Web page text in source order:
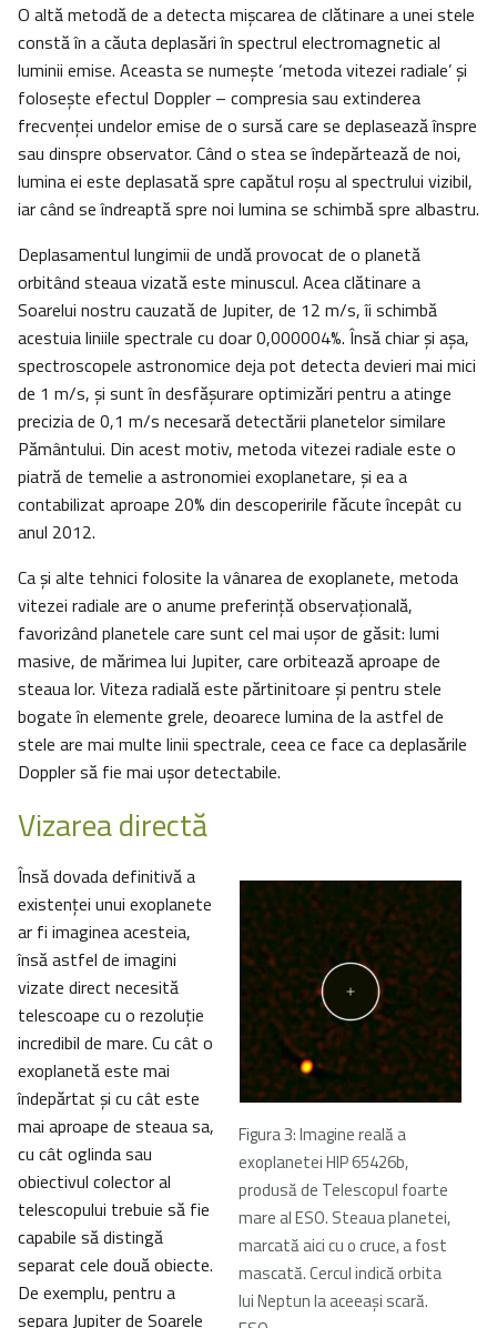
O altă metodă de a detecta mișcarea de clătinare a unei stele
constă în a căuta deplasări în spectrul electromagnetic al
luminii emise. Aceasta se numește ‘metoda vitezei radiale’ și
folosește efectul Doppler – compresia sau extinderea
frecvenţei undelor emise de o sursă care se deplasează înspre
sau dinspre observator. Când o stea se îndepărtează de noi,
lumina ei este deplasată spre capătul roșu al spectrului vizibil,
iar când se îndreaptă spre noi lumina se schimbă spre albastru.
Deplasamentul lungimii de undă provocat de o planetă
orbitând steaua vizată este minuscul. Acea clătinare a
Soarelui nostru cauzată de Jupiter, de 12 m/s, îi schimbă
acestuia liniile spectrale cu doar 0,000004%. Însă chiar și așa,
spectroscopele astronomice deja pot detecta devieri mai mici
de 1 m/s, și sunt în desfășurare optimizări pentru a atinge
precizia de 0,1 m/s necesară detectării planetelor similare
Pământului. Din acest motiv, metoda vitezei radiale este o
piatră de temelie a astronomiei exoplanetare, și ea a
contabilizat aproape 20% din descoperirile făcute începât cu
anul 2012.
Ca și alte tehnici folosite la vânarea de exoplanete, metoda
vitezei radiale are o anume preferinţă observațională,
favorizând planetele care sunt cel mai ușor de găsit: lumi
masive, de mărimea lui Jupiter, care orbitează aproape de
steaua lor. Viteza radială este părtinitoare şi pentru stele
bogate în elemente grele, deoarece lumina de la astfel de
stele are mai multe linii spectrale, ceea ce face ca deplasările
Doppler să fie mai ușor detectabile.
Vizarea directă
Figura 3: Imagine reală a
exoplanetei HIP 65426b,
produsă de Telescopul foarte
mare al ESO. Steaua planetei,
marcată aici cu o cruce, a fost
mascată. Cercul indică orbita
lui Neptun la aceeași scară.
Însă dovada definitivă a
existenței unui exoplanete
ar fi imaginea acesteia,
însă astfel de imagini
vizate direct necesită
telescoape cu o rezoluție
incredibil de mare. Cu cât o
exoplanetă este mai
îndepărtat și cu cât este
mai aproape de steaua sa,
cu cât oglinda sau
obiectivul colector al
telescopului trebuie să fie
capabile să distingă
separat cele două obiecte.
De exemplu, pentru a
separa Jupiter de Soarele